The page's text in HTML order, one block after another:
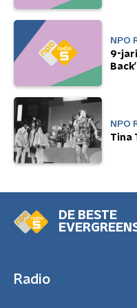
NPO
9-
Back'
NPO
Tina
DE BESTE
Radio